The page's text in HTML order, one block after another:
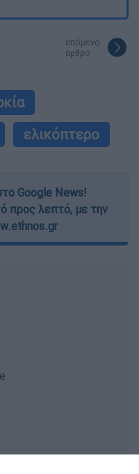
επόμενο
άρθρο
ελικόπτερο
Google News!
προς λεπτό, με την